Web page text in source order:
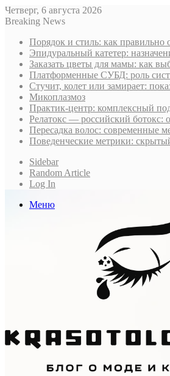
Четверг, 6 августа 2026
Breaking News
Порядок и стиль: как правильно
Эпидуральный катетер:
Заказать цветы для мамы: как
Платформенные СУБД: роль
Стучит, колет или замирает:
Микоплазмоз
Практик-центр: комплексный
Релатокс — российский ботокс:
Пересадка волос: современные
Поведенческие метрики:
Sidebar
Random Article
Log In
Меню